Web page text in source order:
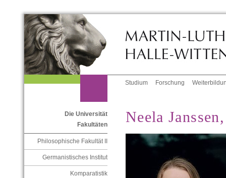
Studium Forschung
Die Universität
Fakultäten
Philosophische Fakultät II
Germanistisches Institut
Komparatistik
Neela